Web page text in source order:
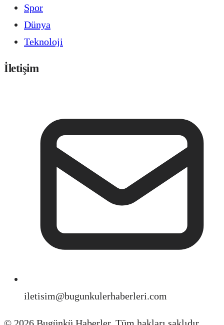
Spor
Dünya
Teknoloji
İletişim
iletisim@bugunkulerhaberleri.com